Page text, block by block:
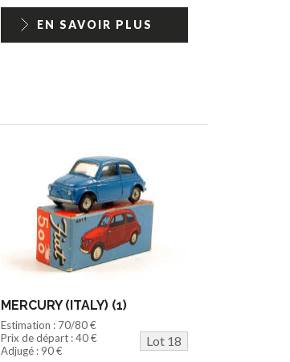
EN SAVOIR PLUS
MERCURY (ITALY) (1)
Estimation : 70/80 €
Prix de départ : 40 €
Lot 18
Adjugé : 90 €